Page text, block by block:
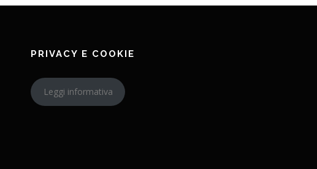
PRIVACY E COOKIE
Leggi informativa